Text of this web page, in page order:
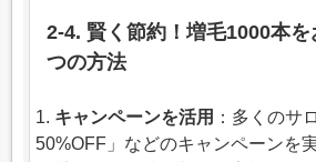
2-4. 賢く節約！増毛1000本
つの方法
1. キャンペーンを活用 ：多くのサ
50%OFF」などのキャンペーンを